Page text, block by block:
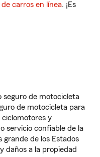
carros en línea. ¡Es
seguro de motocicleta
de motocicleta para
ciclomotores y
servicio confiable de la
grande de los Estados
daños a la propiedad